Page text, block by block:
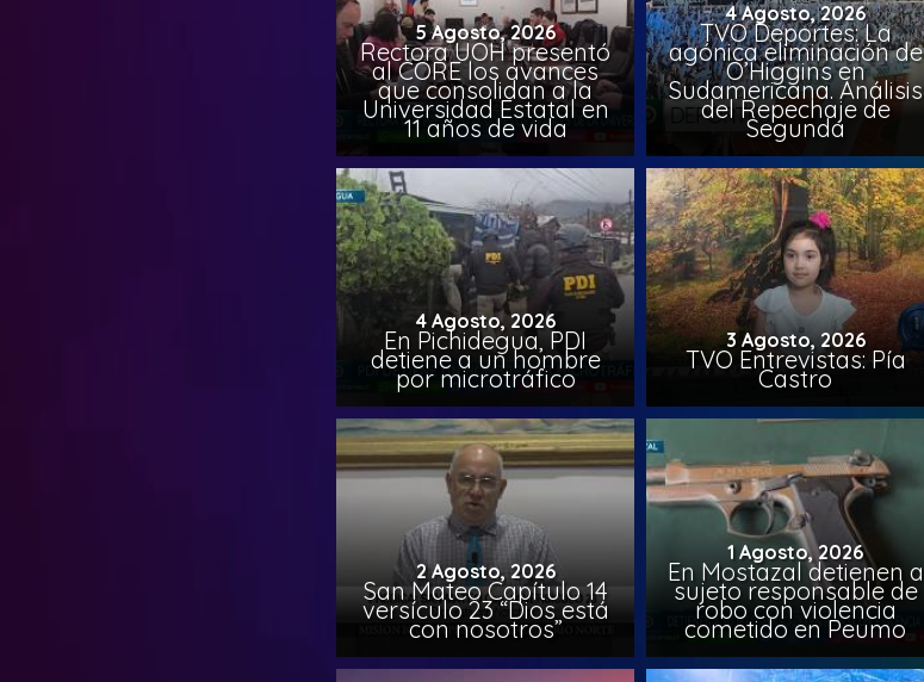
5 Agosto, 2026
Rectora UOH presentó
al CORE los avances
que consolidan a la
Universidad Estatal en
11 años de vida
4 Agosto, 2026
TVO Deportes: La
agónica eliminación de
O’Higgins en
Sudamericana. Análisis
del Repechaje de
Segunda
4 Agosto, 2026
En Pichidegua, PDI
detiene a un hombre
por microtráfico
3 Agosto, 2026
TVO Entrevistas: Pía
Castro
2 Agosto, 2026
San Mateo Capítulo 14
versículo 23 “Dios está
con nosotros”
1 Agosto, 2026
En Mostazal detienen a
sujeto responsable de
robo con violencia
cometido en Peumo